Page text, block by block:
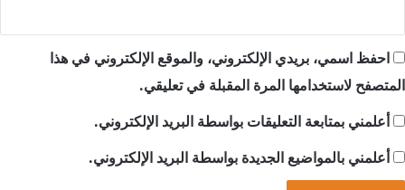
احفظ اسمي، بريدي الإلكتروني، والموقع الإلكتروني في هذا
المتصفح لاستخدامها المرة المقبلة في تعليقي.
أعلمني بمتابعة التعليقات بواسطة البريد الإلكتروني.
أعلمني بالمواضيع الجديدة بواسطة البريد الإلكتروني.